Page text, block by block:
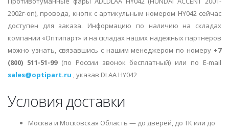
2002г-on), провода, кнопк с артикульным номером HY042 сейчас
доступен для заказа. Информацию по наличию на складах
компании «Оптипарт» и на складах наших надежных партнеров
можно узнать, связавшись с нашим менеджером по номеру +7
(800) 511-51-99(по России звонок бесплатный) или по E-mail
sales@optipart.ru , указав DLAA HY042
Условия доставки
Москва и Московская Область — до дверей, до ТК или до